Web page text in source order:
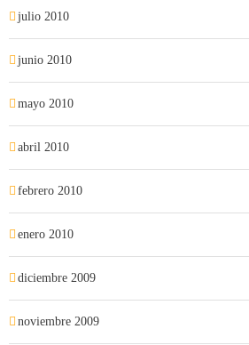
julio 2010
junio 2010
mayo 2010
abril 2010
febrero 2010
enero 2010
diciembre 2009
noviembre 2009